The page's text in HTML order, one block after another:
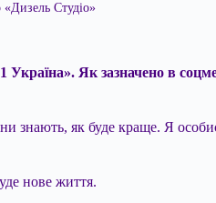
Студіо»
Україна». Як зазначено в
знають, як буде краще. Я
нове життя.